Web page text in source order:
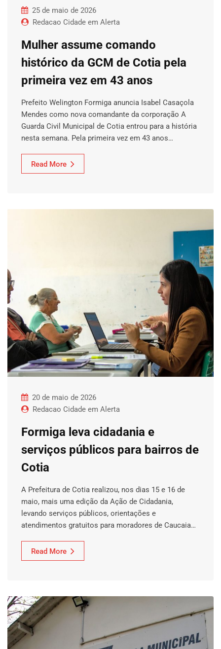
25 de maio de 2026
Redacao Cidade em Alerta
Mulher assume comando
histórico da GCM de Cotia pela
primeira vez em 43 anos
Prefeito Welington Formiga anuncia Isabel Casaçola
Mendes como nova comandante da corporação A
Guarda Civil Municipal de Cotia entrou para a história
nesta semana. Pela primeira vez em 43 anos…
Read More
20 de maio de 2026
Redacao Cidade em Alerta
Formiga leva cidadania e
serviços públicos para bairros de
Cotia
A Prefeitura de Cotia realizou, nos dias 15 e 16 de
maio, mais uma edição da Ação de Cidadania,
levando serviços públicos, orientações e
atendimentos gratuitos para moradores de Caucaia…
Read More